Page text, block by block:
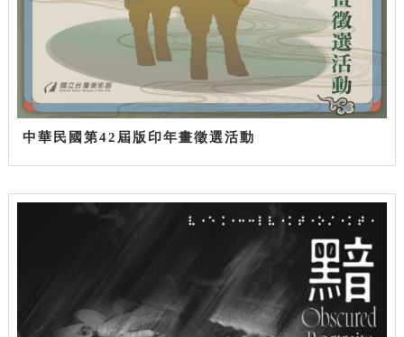
中華民國第42屆版印年畫徵選活動